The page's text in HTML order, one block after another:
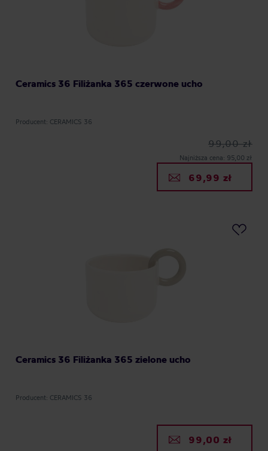
Ceramics 36 Filiżanka 365 czerwone ucho
Producent: CERAMICS 36
99,00 zł
Najniższa cena: 95,00 zł
69,99 zł
Ceramics 36 Filiżanka 365 zielone ucho
Producent: CERAMICS 36
99,00 zł